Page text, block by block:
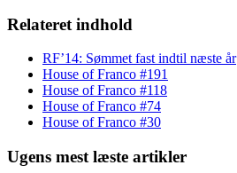
Relateret indhold
RF’14: Sømmet fast indtil næste år
House of Franco #191
House of Franco #118
House of Franco #74
House of Franco #30
Ugens mest læste artikler